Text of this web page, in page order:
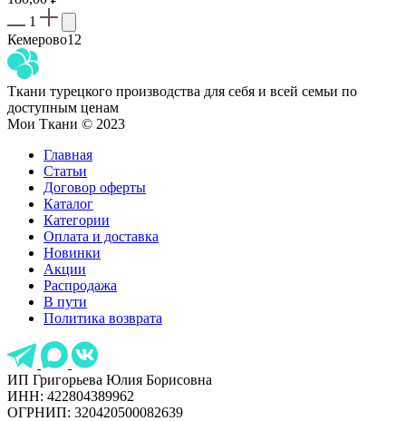
1
Кемерово12
Ткани турецкого производства для себя и всей семьи по
доступным ценам
Мои Ткани © 2023
Главная
Статьи
Договор оферты
Каталог
Категории
Оплата и доставка
Новинки
Акции
Распродажа
В пути
Политика возврата
ИП Григорьева Юлия Борисовна
ИНН: 422804389962
ОГРНИП: 320420500082639